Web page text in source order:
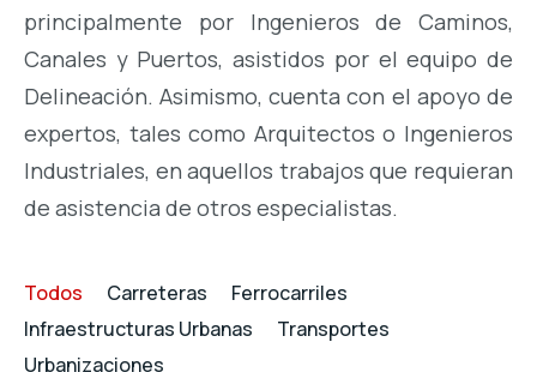
principalmente por Ingenieros de Caminos,
Canales y Puertos, asistidos por el equipo de
Delineación. Asimismo, cuenta con el apoyo de
expertos, tales como Arquitectos o Ingenieros
Industriales, en aquellos trabajos que requieran
de asistencia de otros especialistas.
Todos Carreteras
Ferrocarriles
Infraestructuras Urbanas
Transportes
Urbanizaciones